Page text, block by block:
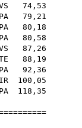
74,53
79,21
80,18
80,58
87,26
88,19
92,36
100,05
118,35